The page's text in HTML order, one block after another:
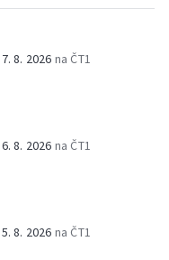
7. 8. 2026 na ČT1
6. 8. 2026 na ČT1
5. 8. 2026 na ČT1